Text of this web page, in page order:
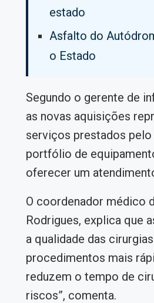
estado
Asfalto do
o Estado
Segundo o gerente de
as novas aquisições
serviços prestados
portfólio de
oferecer um
O coordenador médico
Rodrigues, explica que
a qualidade das
procedimentos mais
reduzem o tempo de
riscos”, comenta.